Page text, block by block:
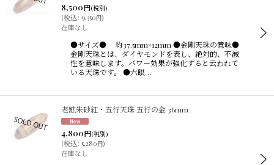
8,500円(税別)
(税込: 9,350円)
在庫なし
●サイズ● 約37.5mm×12mm ●金剛天珠の意味●
金剛天珠とは、ダイヤモンドを表し、絶対的、不滅
性を意味します。パワー効果が強化すると云われて
いる天珠です。 ●六眼…
老鉱朱砂紅・五行天珠 五行の金 36mm
4,800円(税別)
(税込: 5,280円)
在庫なし